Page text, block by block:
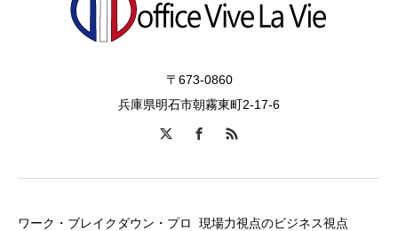
〒673-0860
兵庫県明石市朝霧東町2-17-6
ワーク・ブレイクダウン・プロ
現場力視点のビジネス視点